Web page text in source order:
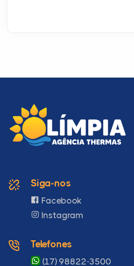
Siga-nos
Facebook
Instagram
Telefones
(17) 98822-3500